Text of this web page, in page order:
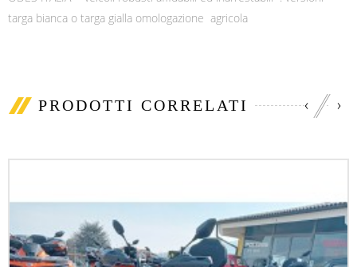
targa bianca o targa gialla omologazione agricola
PRODOTTI CORRELATI ‹ ›